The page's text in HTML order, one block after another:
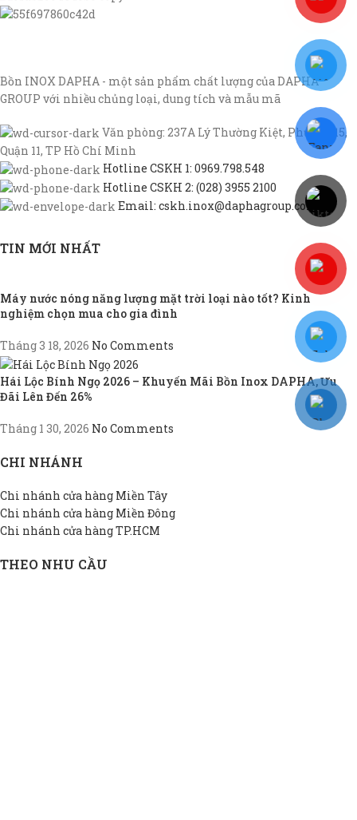
Bồn INOX DAPHA - một sản phẩm chất lượng của DAPHA
GROUP với nhiều chủng loại, dung tích và mẫu mã
Văn phòng: 237A Lý Thường Kiệt, Phường 15,
Quận 11, TP Hồ Chí Minh
Hotline CSKH 1: 0969.798.548
Hotline CSKH 2: (028) 3955 2100
Email: cskh.inox@daphagroup.com
TIN MỚI NHẤT
Máy nước nóng năng lượng mặt trời loại nào tốt? Kinh
nghiệm chọn mua cho gia đình
Tháng 3 18, 2026 No Comments
Hái Lộc Bính Ngọ 2026 – Khuyến Mãi Bồn Inox DAPHA, Ưu
Đãi Lên Đến 26%
Tháng 1 30, 2026 No Comments
CHI NHÁNH
Chi nhánh cửa hàng Miền Tây
Chi nhánh cửa hàng Miền Đông
Chi nhánh cửa hàng TP.HCM
THEO NHU CẦU